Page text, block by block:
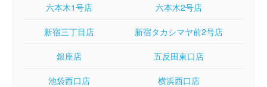
六本木1号店 六本木2号店
新宿三丁目店 新宿タカシマヤ前2号店
銀座店 五反田東口店
池袋西口店 横浜西口店